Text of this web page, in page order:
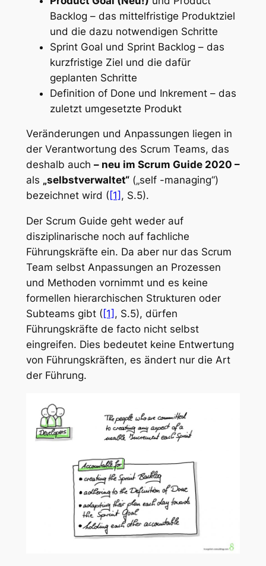
Backlog – das mittelfristige Produktziel
und die dazu notwendigen Schritte
Sprint Goal und Sprint Backlog – das
kurzfristige Ziel und die dafür
geplanten Schritte
Definition of Done und Inkrement– das
zuletzt umgesetzte Produkt
Veränderungen und Anpassungen liegen in
der Verantwortung des Scrum Teams, das
deshalb auch – neu im Scrum Guide 2020 –
als „selbstverwaltet“(„self -managing“)
bezeichnet wird ( [1] , S.5).
Der Scrum Guide geht weder auf
disziplinarische noch auf fachliche
Führungskräfte ein. Da aber nur das Scrum
Team selbst Anpassungen an Prozessen
und Methoden vornimmt und es keine
formellen hierarchischen Strukturen oder
Subteams gibt ( [1] , S.5), dürfen
Führungskräfte de facto nicht selbst
eingreifen. Dies bedeutet keine Entwertung
von Führungskräften, es ändert nur die Art
der Führung.